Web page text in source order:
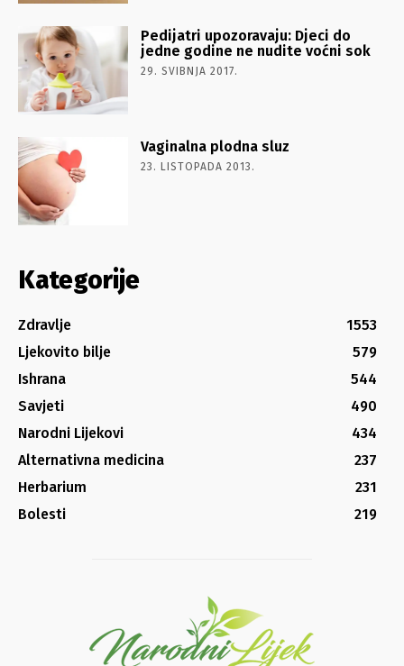
Pedijatri upozoravaju: Djeci do
jedne godine ne nudite voćni sok
29. SVIBNJA 2017.
Vaginalna plodna sluz
23. LISTOPADA 2013.
Kategorije
Zdravlje
1553
Ljekovito bilje
579
Ishrana
544
Savjeti
490
Narodni Lijekovi
434
Alternativna medicina
237
Herbarium
231
Bolesti
219